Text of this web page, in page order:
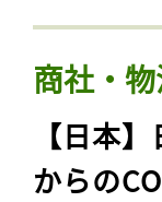
商社・
【日本
からの